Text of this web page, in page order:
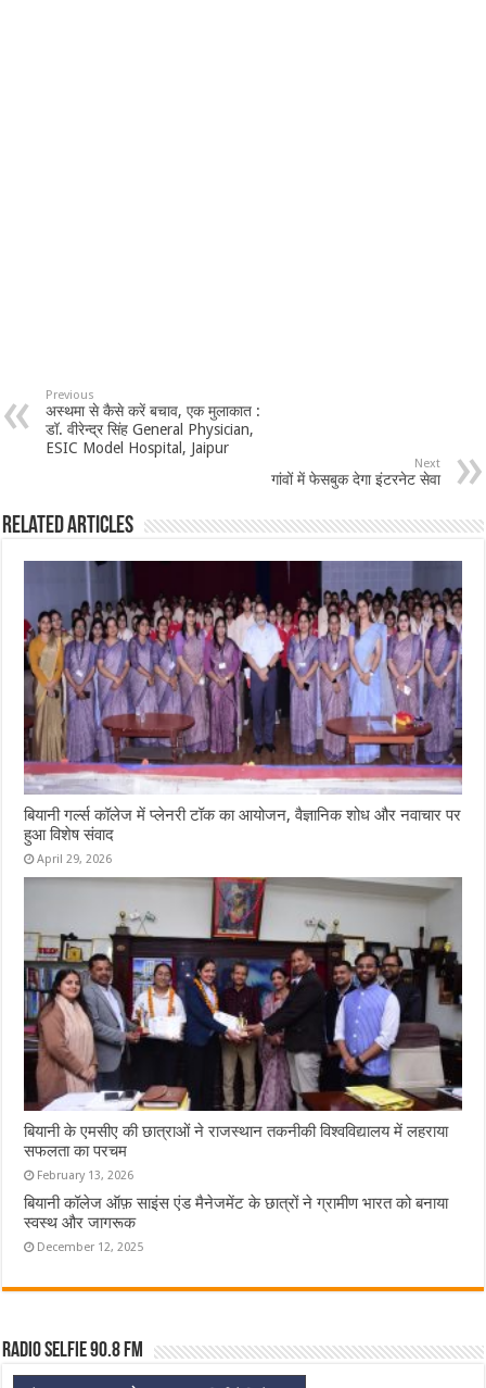
Previous
अस्थमा से कैसे करें बचाव, एक मुलाकात :
डॉ. वीरेन्द्र सिंह General Physician,
ESIC Model Hospital, Jaipur
Next
गांवों में फेसबुक देगा इंटरनेट सेवा
Related Articles
बियानी गर्ल्स कॉलेज में प्लेनरी टॉक का आयोजन, वैज्ञानिक शोध और नवाचार पर
हुआ विशेष संवाद
April 29, 2026
बियानी के एमसीए की छात्राओं ने राजस्थान तकनीकी विश्वविद्यालय में लहराया
सफलता का परचम
February 13, 2026
बियानी कॉलेज ऑफ़ साइंस एंड मैनेजमेंट के छात्रों ने ग्रामीण भारत को बनाया
स्वस्थ और जागरूक
December 12, 2025
Radio Selfie 90.8 FM